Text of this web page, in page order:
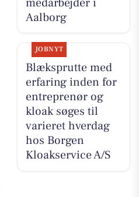
Aalborg
JOBNYT
Blæksprutte med
erfaring inden for
entreprenør og
kloak søges til
varieret hverdag
hos Borgen
Kloakservice A/S